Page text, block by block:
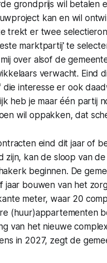
grondprijs wil betalen
kan en wil
trekt er twee
marktpartij' te
over alsof de
verwacht. Eind
die interesse er ook
heb je maar één partij
wil oppakken, dat
eind dit jaar of
zijn, kan de sloop van de
beginnen. De
jaar bouwen van het
meter, waar 20
(huur)appartementen
van het nieuwe
in 2027, zegt de